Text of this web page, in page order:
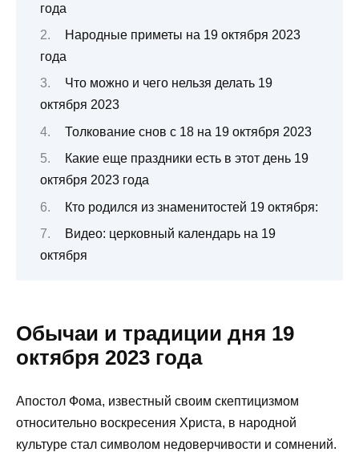
года
Народные приметы на 19 октября 2023
года
Что можно и чего нельзя делать 19
октября 2023
Толкование снов с 18 на 19 октября 2023
Какие еще праздники есть в этот день 19
октября 2023 года
Кто родился из знаменитостей 19 октября:
Видео: церковный календарь на 19
октября
Обычаи и традиции дня 19
октября 2023 года
Апостол Фома, известный своим скептицизмом
относительно воскресения Христа, в народной
культуре стал символом недоверчивости и сомнений.